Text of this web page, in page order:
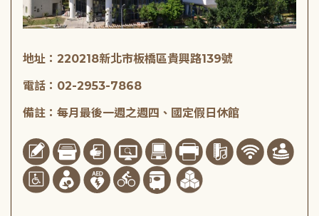
地址：220218新北市板橋區貴興路139號
電話：02-2953-7868
備註：每月最後一週之週四、國定假日休館